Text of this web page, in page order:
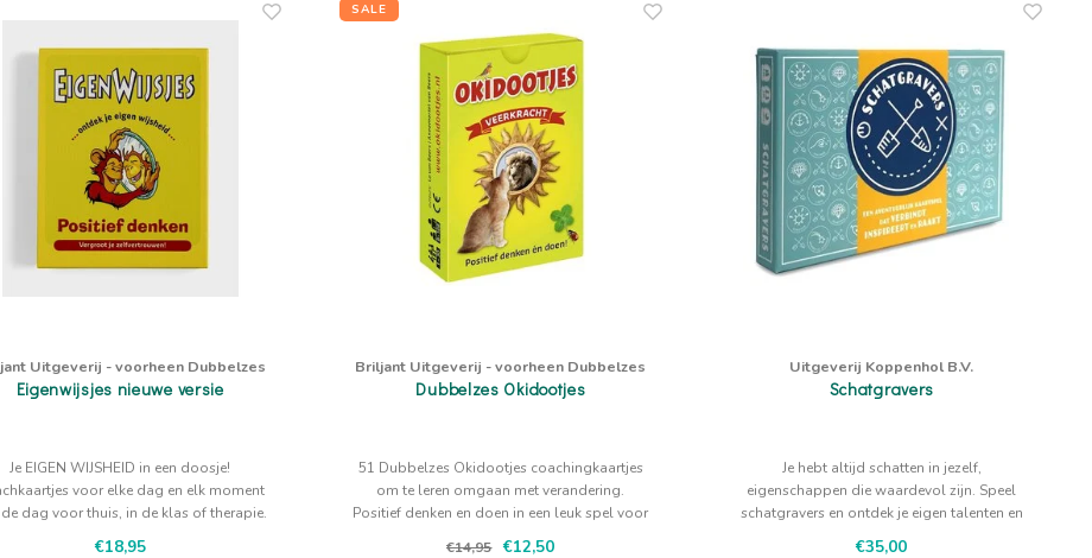
Uitgeverij - voorheen Dubbelzes
Eigenwijsjes nieuwe versie
Je EIGEN WIJSHEID in een doosje!
voor elke dag en elk moment
dag voor thuis, in de klas of therapie.
€18,95
SALE
Briljant Uitgeverij - voorheen Dubbelzes
Dubbelzes Okidootjes
51 Dubbelzes Okidootjes coachingkaartjes
om te leren omgaan met verandering.
Positief denken en doen in een leuk spel voor
€14,95 €12,50
Uitgeverij Koppenhol B.V.
Schatgravers
Je hebt altijd schatten in jezelf,
eigenschappen die waardevol zijn. Speel
schatgravers en ontdek je eigen talenten en
€35,00